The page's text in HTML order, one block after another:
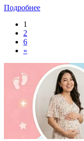
Подробнее
1
2
6
»